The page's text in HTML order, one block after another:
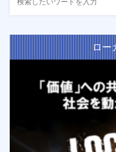
ロー